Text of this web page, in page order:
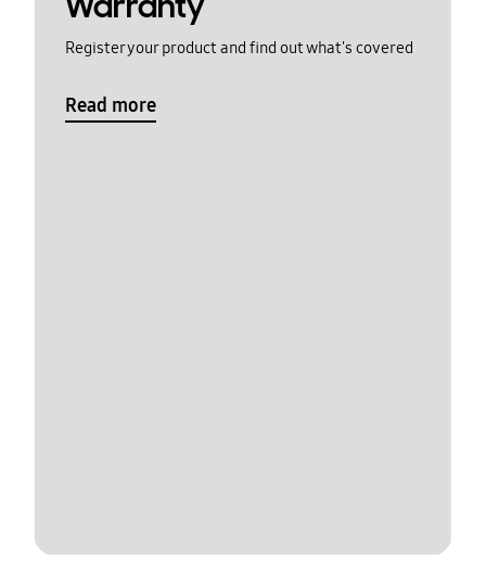
Register your product and find out what's covered
Read more